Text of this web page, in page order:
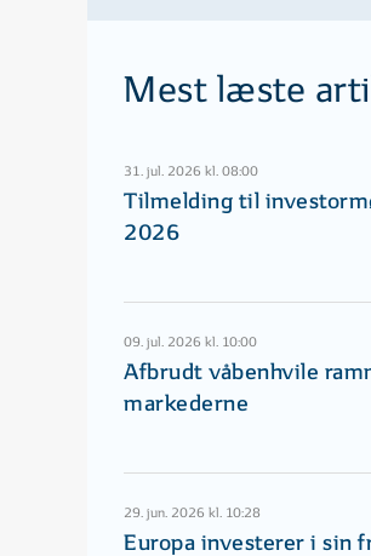
Mest læste
31. jul. 2026 kl. 08:00
Tilmelding til
2026
09. jul. 2026 kl. 10:00
Afbrudt våbenhvile
markederne
29. jun. 2026 kl. 10:28
Europa investerer i sin